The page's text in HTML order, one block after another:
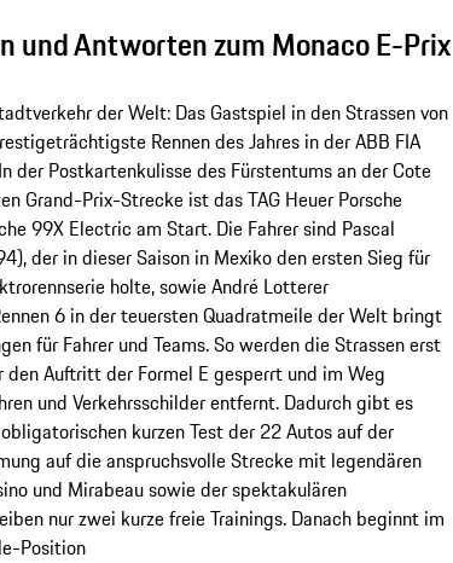
und Antworten zum Monaco E-Prix
der Welt: Das Gastspiel in den Strassen von
Rennen des Jahres in der ABB FIA
der Postkartenkulisse des Fürstentums an der Cote
Grand-Prix-Strecke ist das TAG Heuer Porsche
99X Electric am Start. Die Fahrer sind Pascal
der in dieser Saison in Mexiko den ersten Sieg für
holte, sowie André Lotterer
6 in der teuersten Quadratmeile der Welt bringt
für Fahrer und Teams. So werden die Strassen erst
Auftritt der Formel E gesperrt und im Weg
und Verkehrsschilder entfernt. Dadurch gibt es
kurzen Test der 22 Autos auf der
auf die anspruchsvolle Strecke mit legendären
und Mirabeau sowie der spektakulären
nur zwei kurze freie Trainings. Danach beginnt im
Position